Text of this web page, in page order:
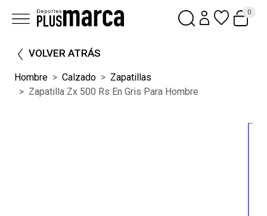
0
VOLVER ATRÁS
Hombre Calzado
Zapatillas
Zapatilla Zx 500 Rs En Gris Para Hombre